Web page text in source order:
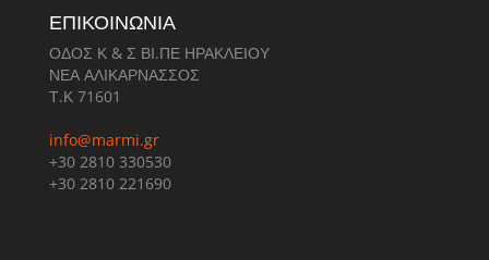
ΕΠΙΚΟΙΝΩΝΙΑ
ΟΔΟΣ Κ & Σ ΒΙ.ΠΕ ΗΡΑΚΛΕΙΟΥ
ΝΕΑ ΑΛΙΚΑΡΝΑΣΣΟΣ
Τ.Κ 71601
info@marmi.gr
+30 2810 330530
+30 2810 221690